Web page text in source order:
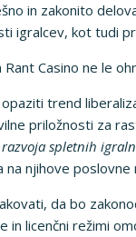
in zakonito
igralcev, kot tudi
Casino ne le
trend
priložnosti za
spletnih
na njihove
da bo
in licenčni režimi